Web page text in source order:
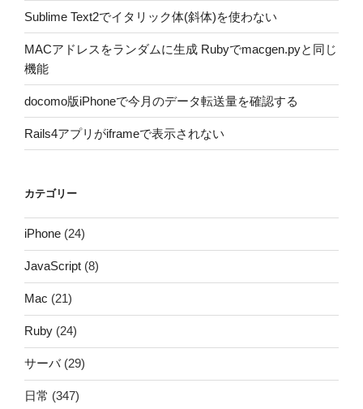
Sublime Text2でイタリック体(斜体)を使わない
MACアドレスをランダムに生成 Rubyでmacgen.pyと同じ
機能
docomo版iPhoneで今月のデータ転送量を確認する
Rails4アプリがiframeで表示されない
カテゴリー
iPhone (24)
JavaScript (8)
Mac (21)
Ruby (24)
サーバ(29)
日常 (347)